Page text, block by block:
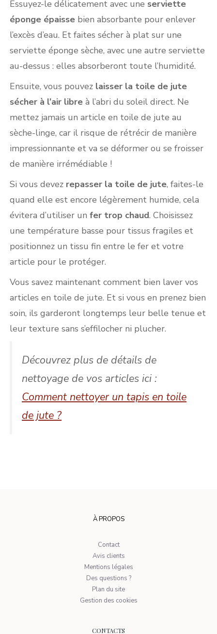
Essuyez-le délicatement avec une serviette
éponge épaisse bien absorbante pour enlever
l’excès d’eau. Et faites sécher à plat sur une
serviette éponge sèche, avec une autre serviette
au-dessus : elles absorberont toute l’humidité.
Ensuite, vous pouvez laisser la toile de jute
sécher à l’air libre à l’abri du soleil direct. Ne
mettez jamais un article en toile de jute au
sèche-linge, car il risque de rétrécir de manière
impressionnante et va se déformer ou se froisser
de manière irrémédiable !
Si vous devez repasser la toile de jute, faites-le
quand elle est encore légèrement humide, cela
évitera d’utiliser un fer trop chaud. Choisissez
une température basse pour tissus fragiles et
positionnez un tissu fin entre le fer et votre
article pour le protéger.
Vous savez maintenant comment bien laver vos
articles en toile de jute. Et si vous en prenez bien
soin, ils garderont longtemps leur belle tenue et
leur texture sans s’effilocher ni plucher.
Découvrez plus de détails de
nettoyage de vos articles ici :
Comment nettoyer un tapis en toile
de jute ?
À PROPOS
Contact
Avis clients
Mentions légales
Des questions ?
Plan du site
Gestion des cookies
CONTACTS